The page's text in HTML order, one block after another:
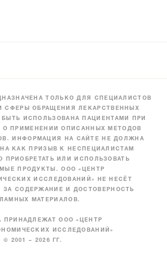
ТОЛЬКО ДЛЯ СПЕЦИАЛИСТОВ
СФЕРЫ ОБРАЩЕНИЯ ЛЕКАРСТВЕННЫХ
ИСПОЛЬЗОВАНА ПАЦИЕНТАМИ ПРИ
О ПРИМЕНЕНИИ ОПИСАННЫХ МЕТОДОВ
ИНФОРМАЦИЯ НА САЙТЕ НЕ ДОЛЖНА
КАК ПРИЗЫВ К НЕСПЕЦИАЛИСТАМ
ПРИОБРЕТАТЬ ИЛИ ИСПОЛЬЗОВАТЬ
ПРОДУКТЫ. ООО «ЦЕНТР
ИССЛЕДОВАНИЙ» НЕ НЕСЁТ
ЗА СОДЕРЖАНИЕ И ДОСТОВЕРНОСТЬ
МАТЕРИАЛОВ.
ПРИНАДЛЕЖАТ ООО «ЦЕНТР
ИССЛЕДОВАНИЙ»
© 2001 – 2026 ГГ.